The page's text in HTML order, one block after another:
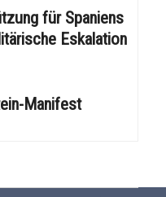
für Spaniens
Eskalation
Manifest